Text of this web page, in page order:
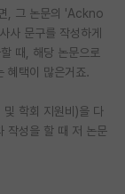
, 그 논문의 'Ackno
문구를 작성하게
때, 해당 논문으로
혜택이 많은거죠.
및 학회 지원비)을 다
작성을 할 때 저 논문